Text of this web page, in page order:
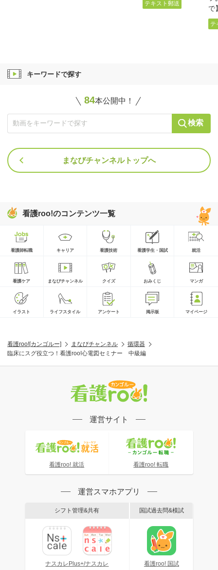
テキスト郵送
で
テ
キーワードで探す
84本公開中！
検索
まなびチャンネルトップへ
看護roo!のコンテンツ一覧
看護師転職 キャリア 看護技術 看護学生・国試 就活
看護ケア まなびチャンネル クイズ おみくじ マンガ
イラスト ライフスタイル アンケート 掲示板 マイページ
看護roo![カンゴルー] まなびチャンネル
循環器
臨床にスグ役立つ！看護roo!心電図セミナー 中級編
運営サイト
看護roo! 就活 看護roo! 転職
運営スマホアプリ
シフト管理&共有
ナスカレPlus+/ナスカレ
国試過去問&模試
看護roo! 国試